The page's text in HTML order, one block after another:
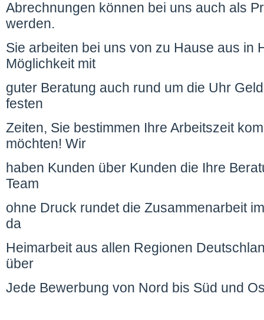
Abrechnungen können bei uns auch als
werden.
Sie arbeiten bei uns von zu Hause aus in
Möglichkeit mit
guter Beratung auch rund um die Uhr
festen
Zeiten, Sie bestimmen Ihre Arbeitszeit
möchten! Wir
haben Kunden über Kunden die Ihre
Team
ohne Druck rundet die Zusammenarbeit
da
Heimarbeit aus allen Regionen
über
Jede Bewerbung von Nord bis Süd und